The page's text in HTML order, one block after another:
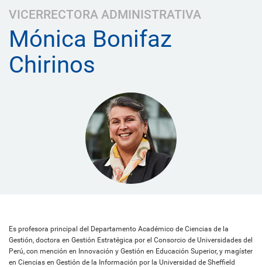
VICERRECTORA ADMINISTRATIVA
Mónica Bonifaz
Chirinos
Es profesora principal del Departamento Académico de Ciencias de la
Gestión, doctora en Gestión Estratégica por el Consorcio de Universidades del
Perú, con mención en Innovación y Gestión en Educación Superior, y magíster
en Ciencias en Gestión de la Información por la Universidad de Sheffield